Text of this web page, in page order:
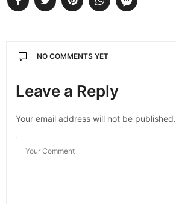
NO COMMENTS YET
Leave a Reply
Your email address will not be published.